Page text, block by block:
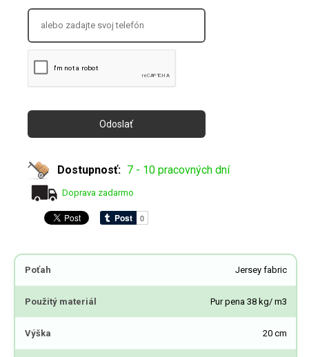
Dostupnosť: 7 - 10 pracovných dní
Doprava zadarmo
Poťah Jersey fabric
Použitý materiál Pur pena 38 kg/ m3
Výška 20 cm